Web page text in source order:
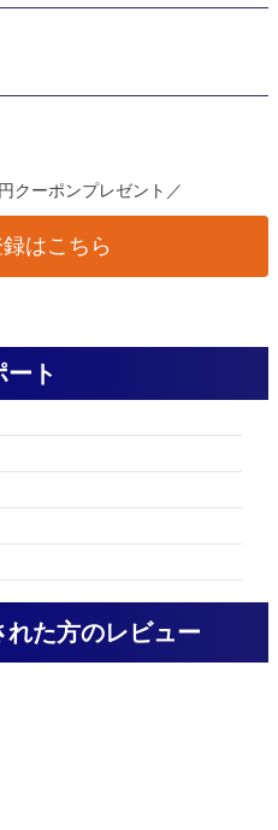
クーポンプレゼント／
はこちら
ート
れた方のレビュー